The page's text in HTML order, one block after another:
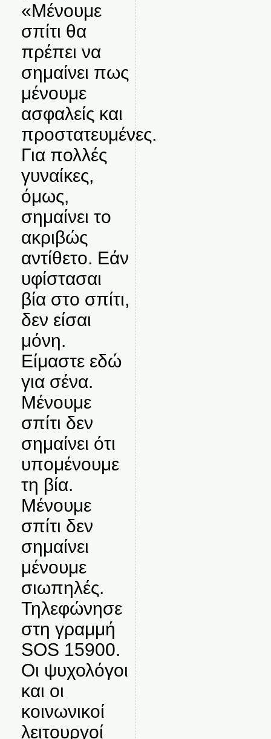
«Μένουμε
σπίτι θα
πρέπει να
σημαίνει πως
μένουμε
ασφαλείς και
προστατευμένες.
Για πολλές
γυναίκες,
όμως,
σημαίνει το
ακριβώς
αντίθετο. Εάν
υφίστασαι
βία στο σπίτι,
δεν είσαι
μόνη.
Είμαστε εδώ
για σένα.
Μένουμε
σπίτι δεν
σημαίνει ότι
υπομένουμε
τη βία.
Μένουμε
σπίτι δεν
σημαίνει
μένουμε
σιωπηλές.
Τηλεφώνησε
στη γραμμή
SOS 15900.
Οι ψυχολόγοι
και οι
κοινωνικοί
λειτουργοί